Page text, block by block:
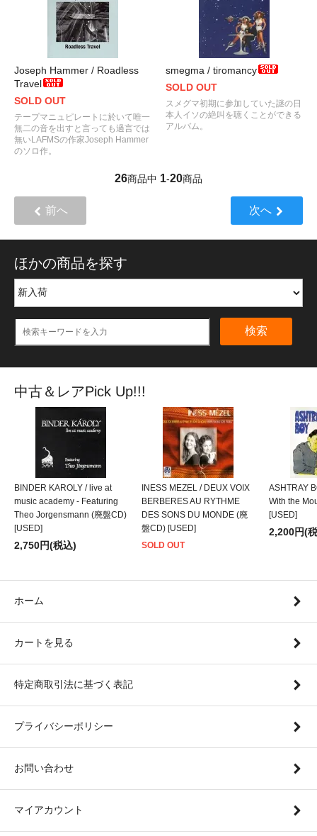
Joseph Hammer / Roadless
Travel
SOLD OUT
テープマニュピレートに於いて唯一
無二の音を出すと言っても過言では
無いLAFMSの作家Joseph Hammer
のソロ作。
smegma / tiromancy
SOLD OUT
スメグマ初期に参加していた謎の日
本人イソの絶叫を聴くことができる
アルバム。
26商品中 1-20商品
前へ 次へ
ほかの商品を探す
検索
中古＆レアPick Up!!!
BINDER KAROLY / live at
music academy - Featuring
Theo Jorgensmann (廃盤CD)
[USED]
2,750円(税込)
INESS MEZEL / DEUX VOIX
BERBERES AU RYTHME
DES SONS DU MONDE (廃
盤CD) [USED]
SOLD OUT
ASHTRAY
With the
[USED]
2,200円(
ホーム
カートを見る
特定商取引法に基づく表記
プライバシーポリシー
お問い合わせ
マイアカウント